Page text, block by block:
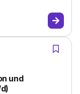
und